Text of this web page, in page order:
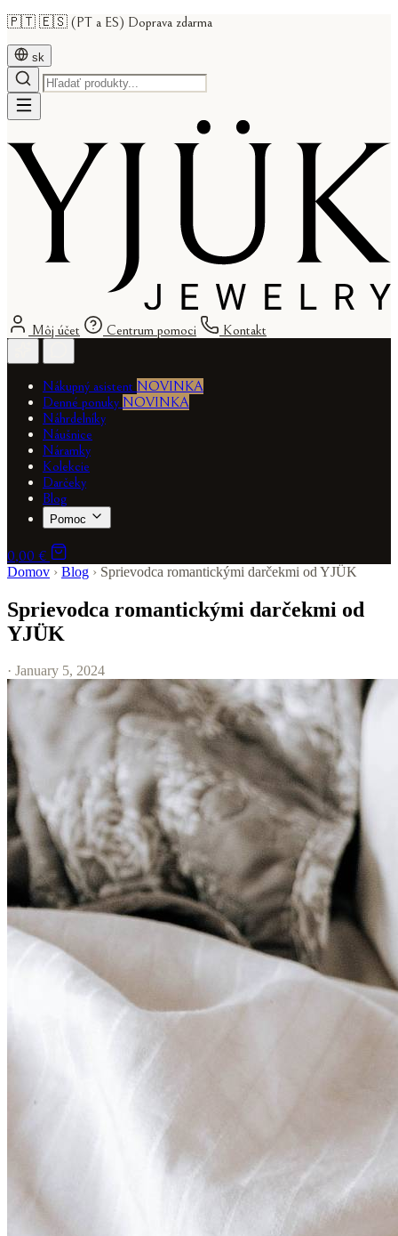
🇵🇹 🇪🇸 (PT a ES) Doprava zdarma
sk
Môj účet Centrum pomoci Kontakt
Nákupný asistent NOVINKA
Denné ponuky NOVINKA
Náhrdelníky
Náušnice
Náramky
Kolekcie
Darčeky
Blog
Pomoc
0,00 €
Domov › Blog › Sprievodca romantickými darčekmi od YJÜK
Sprievodca romantickými darčekmi od
YJÜK
· January 5, 2024